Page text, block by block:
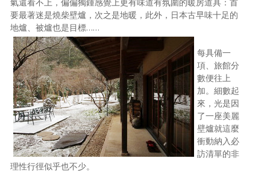
氣還看不上，偏偏獨鍾感覺上更有味道有氛圍的暖房道具：首
要最著迷是燒柴壁爐，次之是地暖，此外，日本古早味十足的
地爐、被爐也是目標……
每具備一
項、旅館分
數便往上
加。細數起
來，光是因
了一座美麗
壁爐就這麼
衝動納入必
訪清單的非
理性行徑似乎也不少。